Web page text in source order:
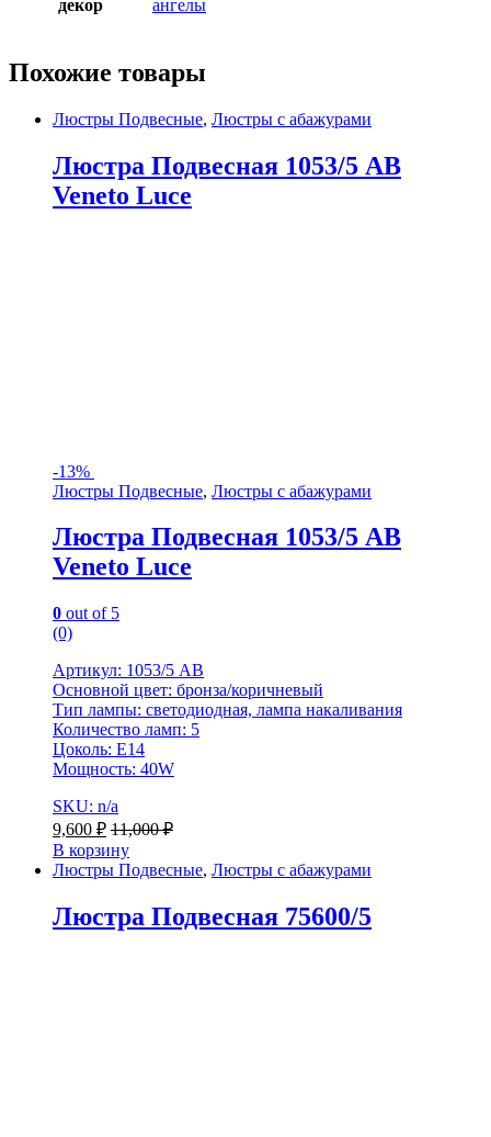
декор ангелы
Похожие товары
Люстры Подвесные, Люстры с абажурами
Люстра Подвесная 1053/5 AB
Veneto Luce
-13%
Люстры Подвесные, Люстры с абажурами
Люстра Подвесная 1053/5 AB
Veneto Luce
0 out of 5
(0)
Артикул: 1053/5 AB
Основной цвет: бронза/коричневый
Тип лампы: светодиодная, лампа накаливания
Количество ламп: 5
Цоколь: E14
Мощность: 40W
SKU: n/a
9,600 ₽ 11,000₽
В корзину
Люстры Подвесные, Люстры с абажурами
Люстра Подвесная 75600/5